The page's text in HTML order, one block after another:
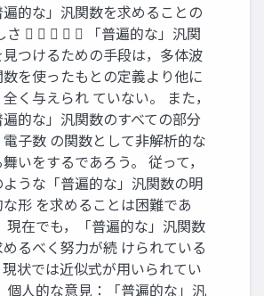
遍的な」汎関数を求めることの
さ      「普遍的な」汎関
つけるための手段は，多体波
を使ったもとの定義より他に
く与えられ ていない。 また，
遍的な」汎関数のすべての部分
電子数 の関数として非解析的な
いをするであろう。 従って，
ような「普遍的な」汎関数の明
形 を求めることは困難であ
現在でも，「普遍的な」汎関数
めるべく努力が続 けられている
状では近似式が用いられてい
個人的な意見：「普遍的な」汎